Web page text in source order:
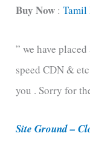
t
g
o
r
e
Buy Now :Tamil
” we have
speed CDN &
you . Sorry for
Site Ground –